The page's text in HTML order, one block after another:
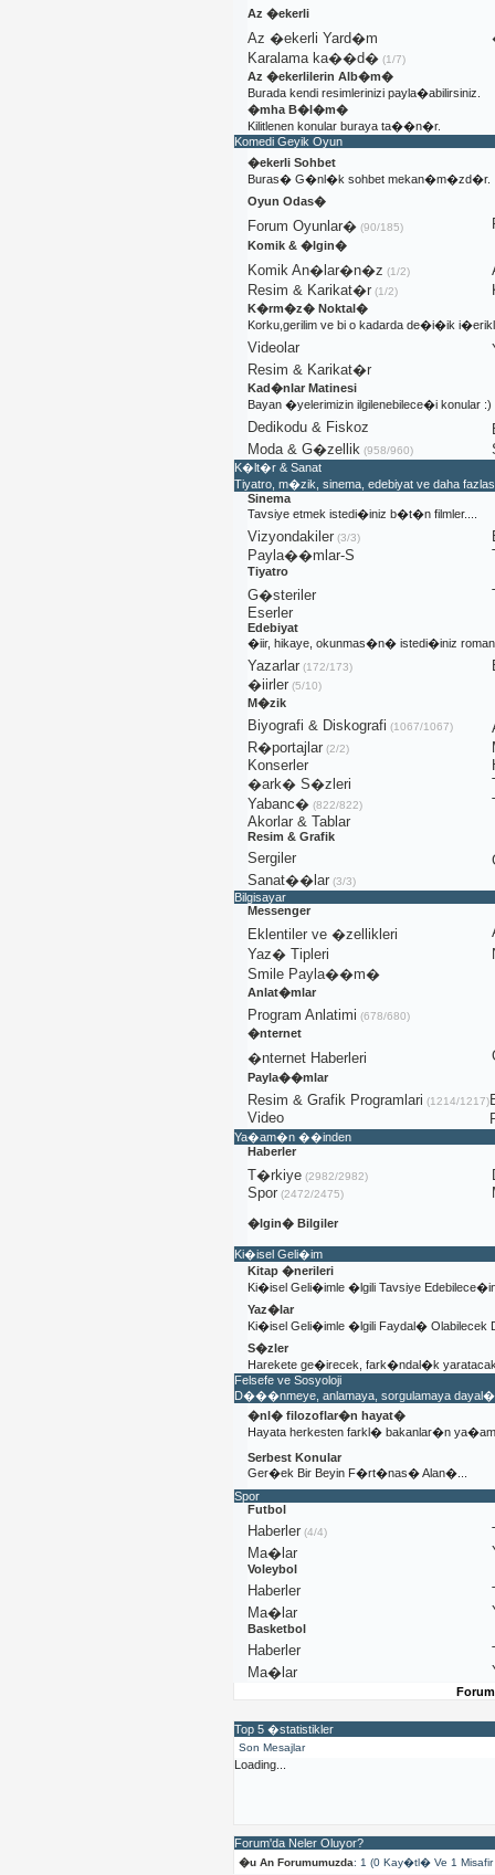
Az �ekerli
Az �ekerli Yard�m
Karalama ka��d�(1/7)
Az �ekerlilerin Alb�m�
Burada kendi resimlerinizi payla�abilirsiniz.
�mha B�l�m�
Kilitlenen konular buraya ta��n�r.
Komedi Geyik Oyun
�ekerli Sohbet
Buras� G�nl�k sohbet mekan�m�zd�r.
Oyun Odas�
Forum Oyunlar�(90/185)
Komik & �lgin�
Komik An�lar�n�z (1/2)
Resim & Karikat�r(1/2)
K�rm�z� Noktal�
Korku,gerilim ve bi o kadarda de�i�ik
Videolar
Resim & Karikat�r
Kad�nlar Matinesi
Bayan �yelerimizin ilgilenebilece�i konular :)
Dedikodu & Fiskoz
Moda & G�zellik (958/960)
K�lt�r & Sanat
Tiyatro, m�zik, sinema, edebiyat ve daha
Sinema
Tavsiye etmek istedi�iniz b�t�n filmler....
Vizyondakiler(3/3)
Payla��mlar-S
Tiyatro
G�steriler
Eserler
Edebiyat
�iir, hikaye, okunmas�n� istedi�iniz
Yazarlar(172/173)
�iirler(5/10)
M�zik
Biyografi & Diskografi (1067/1067)
R�portajlar(2/2)
Konserler
�ark� S�zleri
Yabanc�(822/822)
Akorlar & Tablar
Resim & Grafik
Sergiler
Sanat��lar(3/3)
Bilgisayar
Messenger
Eklentiler ve �zellikleri
Yaz� Tipleri
Smile Payla��m�
Anlat�mlar
Program Anlatimi (678/680)
�nternet
�nternet Haberleri
Payla��mlar
Resim & Grafik Programlari (1214/1217)
Video
Ya�am�n ��inden
Haberler
T�rkiye(2982/2982)
Spor(2472/2475)
�lgin� Bilgiler
Ki�isel Geli�im
Kitap �nerileri
Ki�isel Geli�imle �lgili Tavsiye
Yaz�lar
Ki�isel Geli�imle �lgili Faydal� Olabilecek
S�zler
Harekete ge�irecek, fark�ndal�k
Felsefe ve Sosyoloji
D���nmeye, anlamaya, sorgulamaya
�nl� filozoflar�n hayat�
Hayata herkesten farkl� bakanlar�n
Serbest Konular
Ger�ek Bir Beyin F�rt�nas� Alan�...
Spor
Futbol
Haberler(4/4)
Ma�lar
Voleybol
Haberler
Ma�lar
Basketbol
Haberler
Ma�lar
Top 5 �statistikler
Son Mesajlar
Loading...
Forum'da Neler Oluyor?
�u An Forumumuzda: 1 (0 Kay�tl� Ve 1